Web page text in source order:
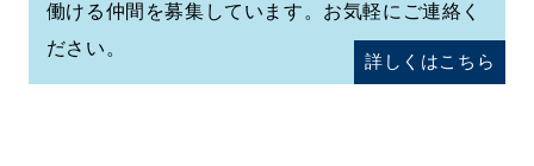
働ける仲間を募集しています。お気軽にご連絡く
ださい。
詳しくはこちら